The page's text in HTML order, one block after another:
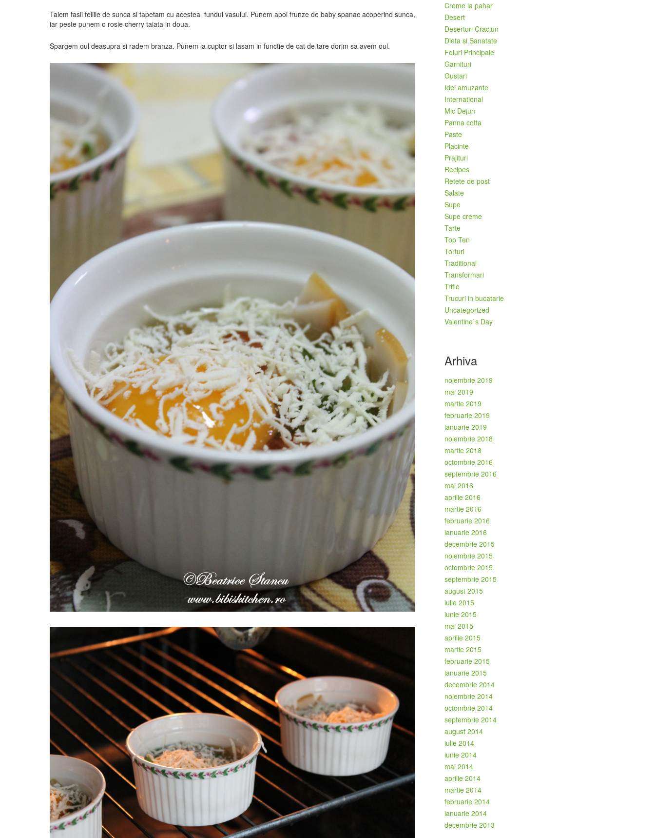
Taiem fasii feliile de sunca si tapetam cu acestea fundul vasului. Punem apoi frunze de baby spanac acoperind sunca,
iar peste punem o rosie cherry taiata in doua.
Spargem oul deasupra si radem branza. Punem la cuptor si lasam in functie de cat de tare dorim sa avem oul.
Creme la pahar
Desert
Deserturi Craciun
Dieta si Sanatate
Feluri Principale
Garnituri
Gustari
Idei amuzante
International
Mic Dejun
Panna cotta
Paste
Placinte
Prajituri
Recipes
Retete de post
Salate
Supe
Supe creme
Tarte
Top Ten
Torturi
Traditional
Transformari
Trifle
Trucuri in bucatarie
Uncategorized
Valentine`s Day
Arhiva
noiembrie 2019
mai 2019
martie 2019
februarie 2019
ianuarie 2019
noiembrie 2018
martie 2018
octombrie 2016
septembrie 2016
mai 2016
aprilie 2016
martie 2016
februarie 2016
ianuarie 2016
decembrie 2015
noiembrie 2015
octombrie 2015
septembrie 2015
august 2015
iulie 2015
iunie 2015
mai 2015
aprilie 2015
martie 2015
februarie 2015
ianuarie 2015
decembrie 2014
noiembrie 2014
octombrie 2014
septembrie 2014
august 2014
iulie 2014
iunie 2014
mai 2014
aprilie 2014
martie 2014
februarie 2014
ianuarie 2014
decembrie 2013